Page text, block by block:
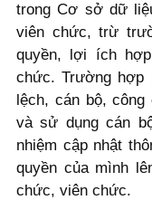
trong Cơ sở dữ
viên chức, trừ
quyền, lợi ích
chức. Trường hợp
lệch, cán bộ,
và sử dụng cán
nhiệm cập nhật
quyền của mình
chức, viên chức.